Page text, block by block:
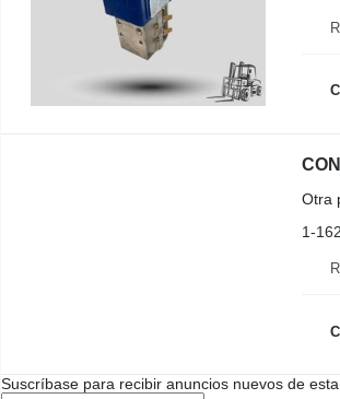
Otra
1-
Suscríbase para recibir anuncios nuevos de